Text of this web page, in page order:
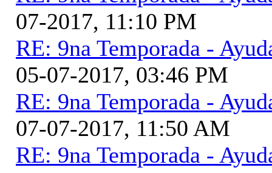
07-2017, 11:10 PM
RE: 9na Temporada -
05-07-2017, 03:46 PM
RE: 9na Temporada -
07-07-2017, 11:50 AM
RE: 9na Temporada -